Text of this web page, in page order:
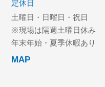
定休日
土曜日・日曜日・祝日
※現場は隔週土曜日休み
年末年始・夏季休暇あり
MAP